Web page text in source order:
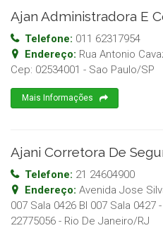
Ajan Administradora E
Telefone: 011 62317954
Endereço: Rua Antonio
Cep: 02534001 - Sao Paulo/SP
Mais Informações
Ajani Corretora De
Telefone: 21 24604900
Endereço: Avenida Jose
007 Sala 0426 Bl 007 Sala 0427
22775056 - Rio De Janeiro/RJ